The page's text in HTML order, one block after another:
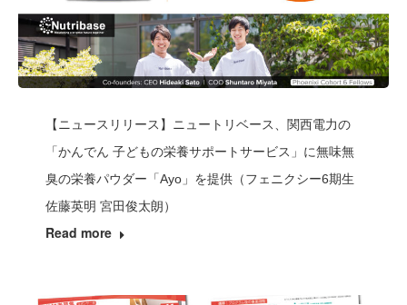
【ニュースリリース】ニュートリベース、関西電力の
「かんでん 子どもの栄養サポートサービス」に無味無
臭の栄養パウダー「Ayo」を提供（フェニクシー6期生
佐藤英明 宮田俊太朗）
Read more